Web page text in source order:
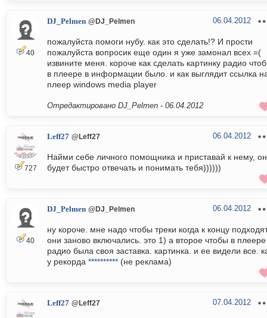
40
DJ_Pelmen @DJ_Pelmen 06.04.2012
пожалуйста помоги нубу. как это сделать!? И прости
пожалуйста вопросик еще один я уже замонал всех =(
извините меня. короче как сделать картинку радио
в плеере в информации было. и как выглядит ссылка
плеер windows media player
Отредактировано DJ_Pelmen - 06.04.2012
727
Leff27 @Leff27 06.04.2012
Найми себе личного помощника и приставай к нему, он
будет быстро отвечать и понимать тебя))))))
40
DJ_Pelmen @DJ_Pelmen 06.04.2012
ну короче. мне надо чтобы треки когда к концу
они заново включались. это 1) а второе чтобы в плеере
радио была своя заставка. картинка. и ее видели все.
у рекорда ********** (не реклама)
Leff27 @Leff27 07.04.2012